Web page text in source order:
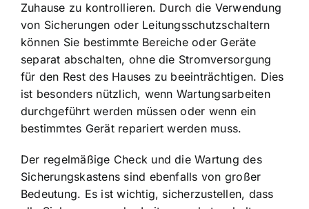
Zuhause zu kontrollieren. Durch die Verwendung
von Sicherungen oder Leitungsschutzschaltern
können Sie bestimmte Bereiche oder Geräte
separat abschalten, ohne die Stromversorgung
für den Rest des Hauses zu beeinträchtigen. Dies
ist besonders nützlich, wenn Wartungsarbeiten
durchgeführt werden müssen oder wenn ein
bestimmtes Gerät repariert werden muss.
Der regelmäßige Check und die Wartung des
Sicherungskastens sind ebenfalls von großer
Bedeutung. Es ist wichtig, sicherzustellen, dass